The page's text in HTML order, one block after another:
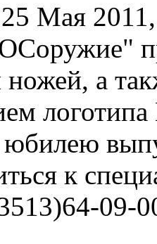
25 Мая
ножей, а
юбилею
к
09-